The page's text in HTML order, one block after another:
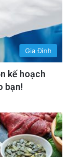
Gia Đình
kế hoạch
bạn!